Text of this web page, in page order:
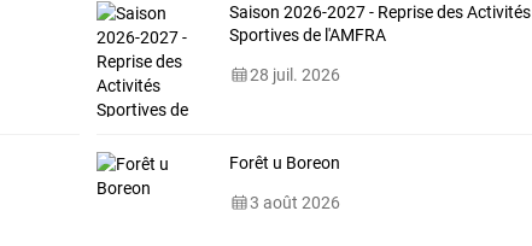
Saison 2026-2027 - Reprise des Activités
Sportives de l'AMFRA
28 juil. 2026
Forêt u Boreon
3 août 2026